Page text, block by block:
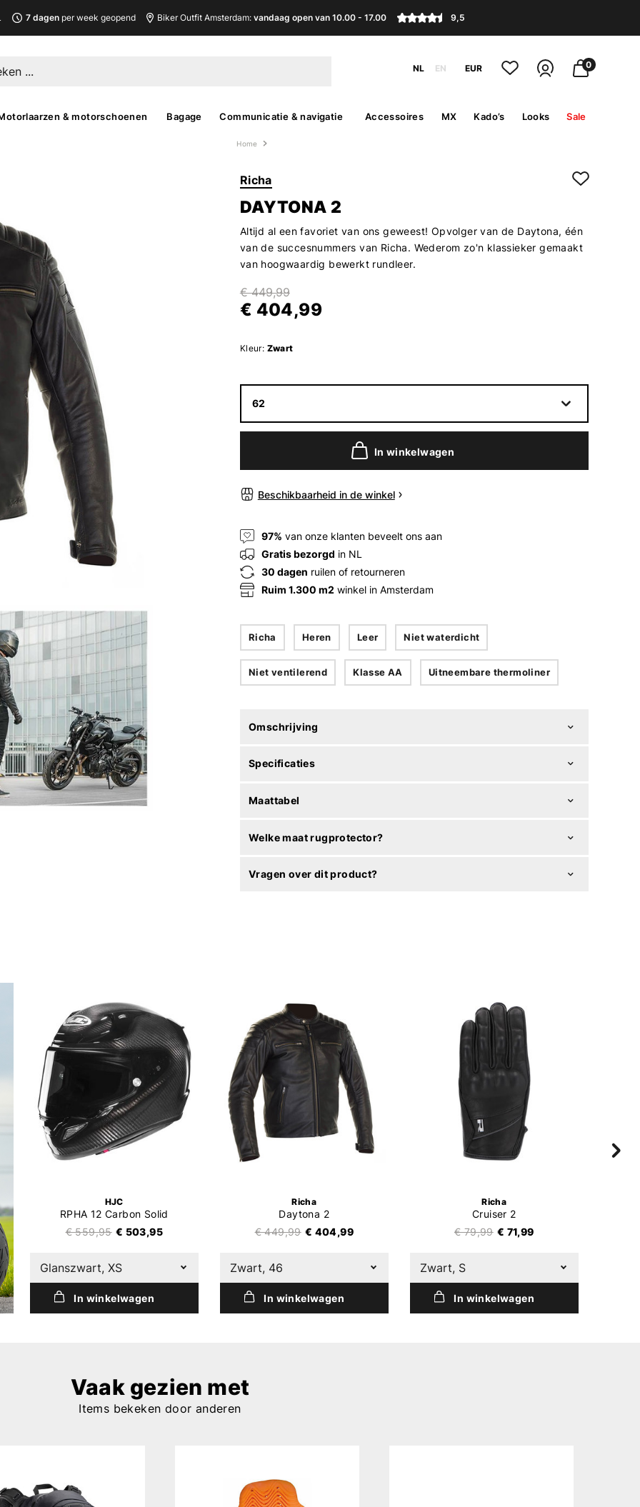
7 dagen per week geopend Biker Outfit Amsterdam:vandaag open van 10.00 - 17.00 9,5
NL EN EUR 0
& motorschoenen Bagage Communicatie & navigatie Accessoires MX Kado’s Looks Sale
Home
Richa
DAYTONA 2
Altijd al een favoriet van ons geweest! Opvolger van de Daytona, één
van de succesnummers van Richa. Wederom zo'n klassieker gemaakt
van hoogwaardig bewerkt rundleer.
€ 449,99
€ 404,99
Kleur: Zwart
62
In winkelwagen
Beschikbaarheid in de winkel
97% van onze klanten beveelt ons aan
Gratis bezorgd in NL
30 dagen ruilen of retourneren
Ruim 1.300 m2 winkel in Amsterdam
Richa Heren Leer Niet waterdicht
Niet ventilerend Klasse AA Uitneembare thermoliner
Omschrijving
Specificaties
Maattabel
Welke maat rugprotector?
Vragen over dit product?
HJC
RPHA 12 Carbon Solid
€ 559,95 € 503,95
Glanszwart, XS
In winkelwagen
Richa
Daytona 2
€ 449,99 € 404,99
Zwart, 46
In winkelwagen
Richa
Cruiser 2
€ 79,99 € 71,99
Zwart, S
In winkelwagen
Vaak gezien met
Items bekeken door anderen